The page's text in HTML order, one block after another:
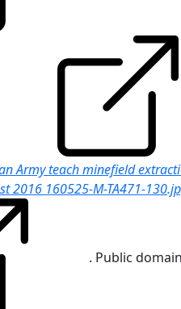
Army teach minefield
2016 160525-M-TA471-
. Public